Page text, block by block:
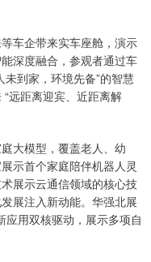
车企带来实车座舱，演示
深度融合，参观者通过车
到家，环境先备”的智慧
远距离迎宾、近距离解
大模型，覆盖老人、幼
示首个家庭陪伴机器人灵
展示云通信领域的核心技
展注入新动能。华强北展
应用双核驱动，展示多项自